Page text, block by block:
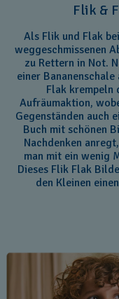
Flik &
Als Flik und Flak
weggeschmissenen
zu Rettern in Not.
einer
Flak krempeln
Aufräumaktion,
Gegenständen auch
Buch mit schönen
Nachdenken
man mit ein wenig
Dieses Flik Flak
den Kleinen